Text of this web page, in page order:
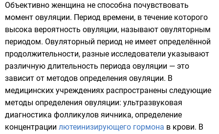
Объективно женщина не способна почувствовать
момент овуляции. Период времени, в течение которого
высока вероятность овуляции, называют овуляторным
периодом. Овуляторный период не имеет определённой
продолжительности, разные исследователи указывают
различную длительность периода овуляции — это
зависит от методов определения овуляции. В
медицинских учреждениях распространены следующие
методы определения овуляции: ультразвуковая
диагностика фолликулов яичника, определение
концентрации лютеинизирующего гормона в крови. В